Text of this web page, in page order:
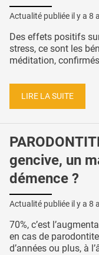
Actualité publiée il y a 8
Des effets positifs
stress, ce sont les
méditation,
LIRE LA SUITE
gencive, un
démence ?
Actualité publiée il y a 8
70%, c’est
en cas de
d’années ou plus, à